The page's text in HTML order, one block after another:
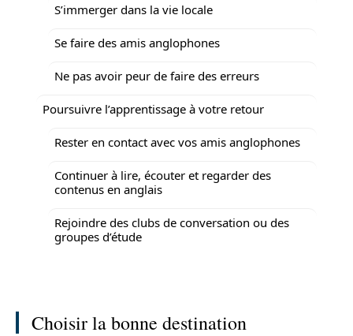
S’immerger dans la vie locale
Se faire des amis anglophones
Ne pas avoir peur de faire des erreurs
Poursuivre l’apprentissage à votre retour
Rester en contact avec vos amis anglophones
Continuer à lire, écouter et regarder des
contenus en anglais
Rejoindre des clubs de conversation ou des
groupes d’étude
Choisir la bonne destination